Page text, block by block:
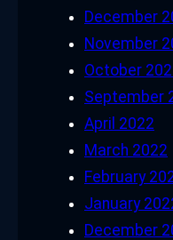
December
November
October
September
April 2022
March 2022
February
January
December